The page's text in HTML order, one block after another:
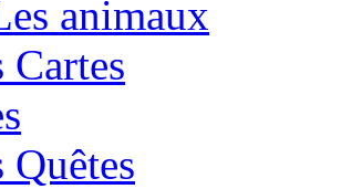
animaux
Cartes
Quêtes